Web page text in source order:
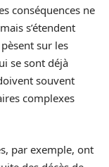
conséquences ne
s’étendent
sur les
se sont déjà
souvent
complexes
par exemple, ont